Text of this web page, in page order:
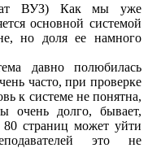
ВУЗ) Как мы уже
основной системой
но доля ее намного
давно полюбилась
часто, при проверке
к системе не понятна,
очень долго, бывает,
страниц может уйти
это не